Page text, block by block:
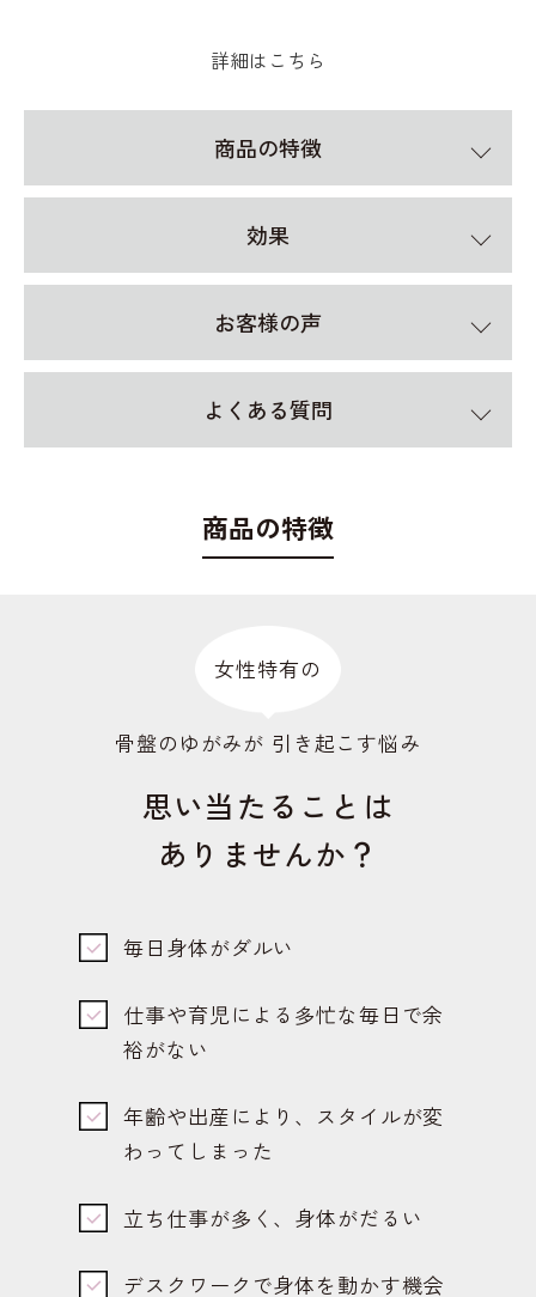
詳細はこちら
商品の特徴
効果
お客様の声
よくある質問
商品の特徴
女性特有の
骨盤のゆがみが 引き起こす悩み
思い当たることは
ありませんか？
毎日身体がダルい
仕事や育児による多忙な毎日で余
裕がない
年齢や出産により、スタイルが変
わってしまった
立ち仕事が多く、身体がだるい
デスクワークで身体を動かす機会